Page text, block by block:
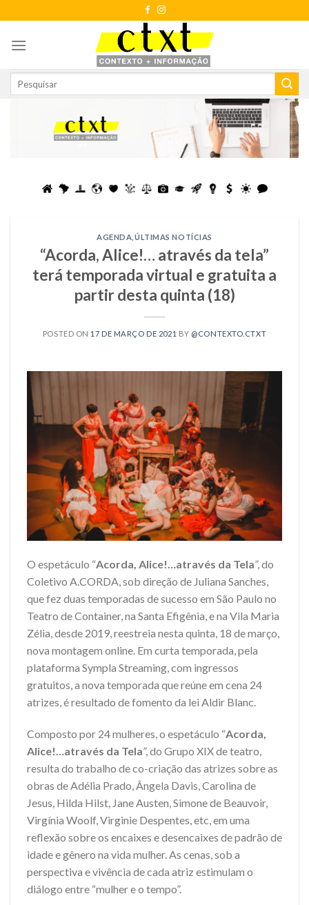
to
content
AGENDA ÚLTIMAS NOTÍCIAS
“Acorda, Alice!… através da tela”
terá temporada virtual e gratuita a
partir desta quinta (18)
POSTED ON 17 DE MARÇO DE 2021 BY @CONTEXTO.CTXT
O espetáculo “Acorda, Alice!…através da Tela”, do
Coletivo A.CORDA, sob direção de Juliana Sanches,
que fez duas temporadas de sucesso em São Paulo no
Teatro de Container, na Santa Efigênia, e na Vila Maria
Zélia, desde 2019, reestreia nesta quinta, 18 de março,
nova montagem online. Em curta temporada, pela
plataforma Sympla Streaming, com ingressos
gratuitos, a nova temporada que reúne em cena 24
atrizes, é resultado de fomento da lei Aldir Blanc.
Composto por 24 mulheres, o espetáculo “Acorda,
Alice!…através da Tela”, do Grupo XIX de teatro,
resulta do trabalho de co-criação das atrizes sobre as
obras de Adélia Prado, Ângela Davis, Carolina de
Jesus, Hilda Hilst, Jane Austen, Simone de Beauvoir,
Virgínia Woolf, Virginie Despentes, etc, em uma
reflexão sobre os encaixes e desencaixes de padrão de
idade e gênero na vida mulher. As cenas, sob a
perspectiva e vivência de cada atriz estimulam o
diálogo entre “mulher e o tempo”.